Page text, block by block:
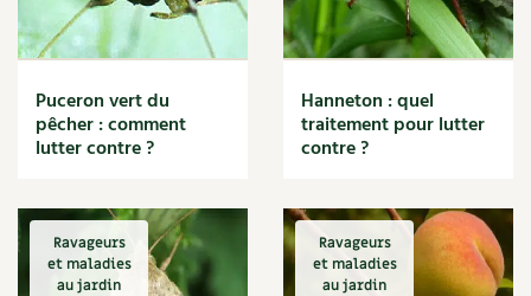
Puceron vert du
pêcher : comment
lutter contre ?
Hanneton : quel
traitement pour lutter
contre ?
Ravageurs
et maladies
au jardin
Ravageurs
et maladies
au jardin